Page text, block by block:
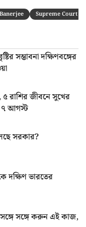
Supreme Court
সম্ভাবনা দক্ষিণবঙ্গের
৫ রাশির জীবনে সুখের
আগস্ট
সরকার?
দক্ষিণ ভারতের
সঙ্গে করুন এই কাজ,